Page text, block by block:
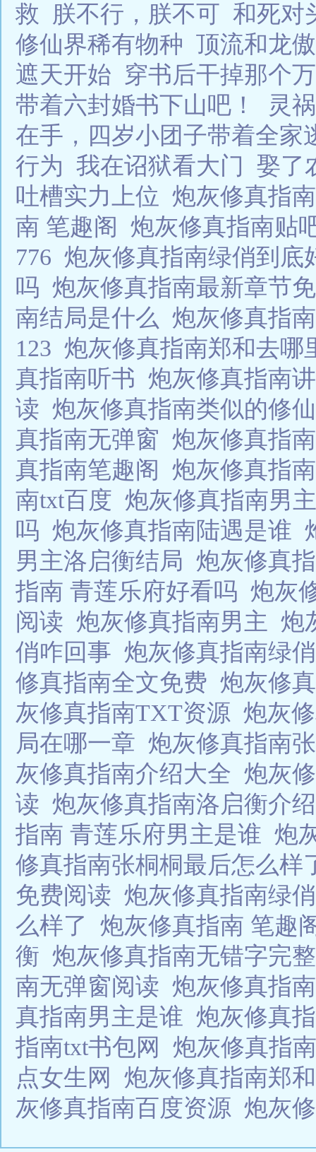
救
朕不行，朕不可 和死对
修仙界稀有物种 顶流和龙
遮天开始 穿书后干掉那个
带着六封婚书下山吧！
灵祸
在手，四岁小团子带着全家
行为 我在诏狱看大门 娶了
吐槽实力上位 炮灰修真指
南 笔趣阁 炮灰修真指南贴
776 炮灰修真指南绿俏到
吗 炮灰修真指南最新章节
南结局是什么 炮灰修真指
123 炮灰修真指南郑和去
真指南听书 炮灰修真指南
读 炮灰修真指南类似的修
真指南无弹窗 炮灰修真指
真指南笔趣阁 炮灰修真指
南txt百度 炮灰修真指南男
吗 炮灰修真指南陆遇是谁
男主洛启衡结局 炮灰修真
指南 青莲乐府好看吗 炮灰
阅读 炮灰修真指南男主 炮
俏咋回事 炮灰修真指南绿
修真指南全文免费 炮灰修
灰修真指南TXT资源 炮灰
局在哪一章 炮灰修真指南
灰修真指南介绍大全 炮灰
读 炮灰修真指南洛启衡介
指南 青莲乐府男主是谁 炮
修真指南张桐桐最后怎么
免费阅读 炮灰修真指南绿
么样了 炮灰修真指南 笔趣
衡 炮灰修真指南无错字完
南无弹窗阅读 炮灰修真指
真指南男主是谁 炮灰修真
指南txt书包网 炮灰修真指
点女生网 炮灰修真指南郑
灰修真指南百度资源 炮灰